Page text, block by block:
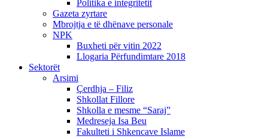
Politika e integritetit
Gazeta zyrtare
Mbrojtja e të dhënave personale
NPK
Buxheti për vitin 2022
Llogaria Përfundimtare 2018
Sektorët
Arsimi
Çerdhja – Filiz
Shkollat Fillore
Shkolla e mesme “Saraj”
Medreseja Isa Beu
Fakulteti i Shkencave Islame